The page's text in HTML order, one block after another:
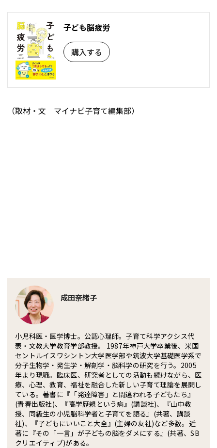
子ども脳疲労
購入する
（取材・文 マイナビ子育て編集部）
成田奈緒子
小児科医・医学博士。公認心理師。子育て科学アクシス代
表・文教大学教育学部教授。 1987年神戸大学卒業後、米国
セントルイスワシントン大学医学部や筑波大学基礎医学系で
分子生物学・発生学・解剖学・脳科学の研究を行う。2005
年より現職。臨床医、研究者としての活動も続けながら、医
療、心理、教育、福祉を融合した新しい子育て理論を展開し
ている。著書に『「発達障害」と間違われる子どもたち』
(青春出版社)、『高学歴親という病』(講談社)、『山中教
授、同級生の小児脳科学者と子育てを語る』(共著、講談
社)、『子どもにいいこと大全』(主婦の友社)など多数。近
著に『その「一言」が子どもの脳をダメにする』(共著、SB
クリエイティブ)がある。